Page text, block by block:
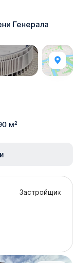
Генерала
м²
Застройщик